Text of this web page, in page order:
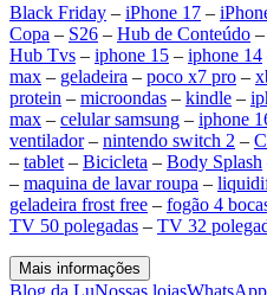
Black Friday – iPhone 17 –
Copa – S26 – Hub de Conteúdo –
Hub Tvs – iphone 15 – iphone 14
max – geladeira – poco x7 pro –
protein – microondas – kindle –
max – celular samsung – iphone
ventilador– nintendo switch 2 –
– tablet – Bicicleta – Body Splash
– maquina de lavar roupa –
geladeira frost free – fogão 4
TV 50 polegadas – TV 32
Mais informações
Blog da LuNossas lojas